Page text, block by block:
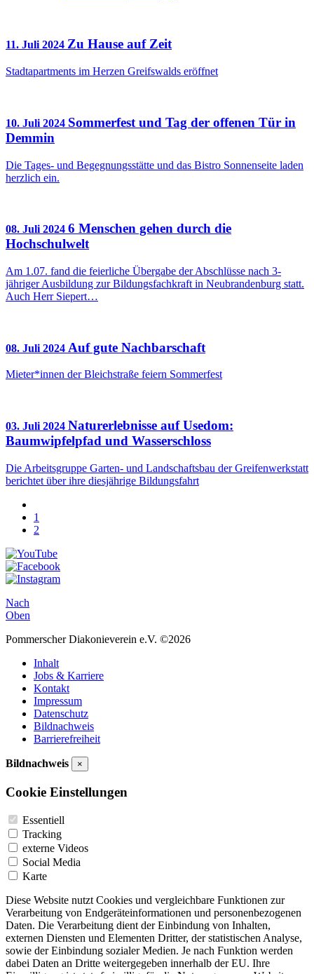
11. Juli 2024 Zu Hause auf Zeit
Stadtapartments im Herzen Greifswalds eröffnet
10. Juli 2024 Sommerfest und Tag der offenen Tür in
Demmin
Die Tages- und Begegnungsstätte und das Bistro Sonnenseite laden
herzlich ein.
08. Juli 2024 6 Menschen gehen durch die
Hochschulwelt
Am 1.07. fand die feierliche Übergabe der Abschlüsse nach 3-
jähriger Ausbildung zur Bildungsfachkraft in Neubrandenburg statt.
Auch Herr Siepert…
08. Juli 2024 Auf gute Nachbarschaft
Mieter*innen der Bleichstraße feiern Sommerfest
03. Juli 2024 Naturerlebnisse auf Usedom:
Baumwipfelpfad und Wasserschloss
Die Arbeitsgruppe Garten- und Landschaftsbau der Greifenwerkstatt
berichtet über ihre diesjährige Bildungsfahrt
1
2
Nach
Oben
Pommerscher Diakonieverein e.V. ©2026
Inhalt
Jobs & Karriere
Kontakt
Impressum
Datenschutz
Bildnachweis
Barrierefreiheit
Bildnachweis ×
Cookie Einstellungen
Essentiell
Tracking
externe Videos
Social Media
Karte
Diese Website nutzt Cookies und vergleichbare Funktionen zur
Verarbeitung von Endgeräteinformationen und personenbezogenen
Daten. Die Verarbeitung dient der Einbindung von Inhalten,
externen Diensten und Elementen Dritter, der statistischen Analyse,
sowie der Einbindung sozialer Medien. Je nach Funktion werden
dabei Daten an Dritte weitergegeben innerhalb der EU. Ihre